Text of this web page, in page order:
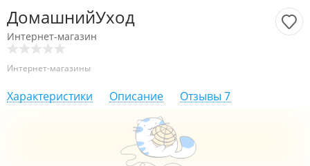
ДомашнийУход
Интернет-магазин
Интернет-магазины
Характеристики Описание Отзывы 7